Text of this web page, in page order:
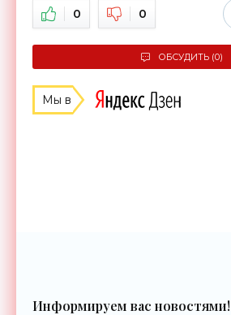
0 0
ОБСУДИТЬ (0)
Мы в
Информируем вас новостями!